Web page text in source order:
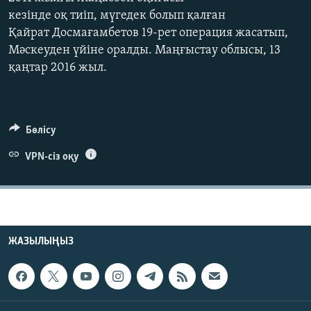
ЖАЗЫЛЫҢЫЗ
Басқа тілдерде
кезінде оқ тиіп, мүгедек болып қалған
Қайрат Досмағамбетов 19-рет операция жасатып,
Мәскеуден үйіне оралды. Маңғыстау облысы, 13
қаңтар 2016 жыл.
Бөлісу
VPN-сіз оқу
ЖАЗЫЛЫҢЫЗ